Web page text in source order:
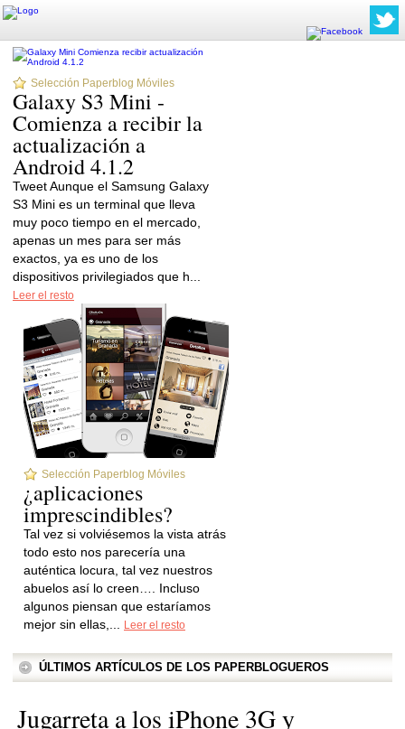
Selección Paperblog Móviles
Galaxy S3 Mini -
Comienza a recibir la
actualización a
Android 4.1.2
Tweet Aunque el Samsung Galaxy
S3 Mini es un terminal que lleva
muy poco tiempo en el mercado,
apenas un mes para ser más
exactos, ya es uno de los
dispositivos privilegiados que h...
Leer el resto
Selección Paperblog Móviles
¿aplicaciones
imprescindibles?
Tal vez si volviésemos la vista atrás
todo esto nos parecería una
auténtica locura, tal vez nuestros
abuelos así lo creen…. Incluso
algunos piensan que estaríamos
mejor sin ellas,...
Leer el resto
ÚLTIMOS ARTÍCULOS DE LOS PAPERBLOGUEROS
Jugarreta a los iPhone 3G y